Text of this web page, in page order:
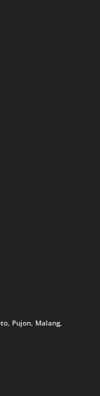
Pujon, Malang,